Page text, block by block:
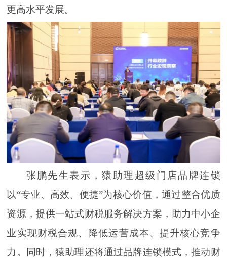
更高水平发展。
张鹏先生表示，猿助理超级门店品牌连锁
以“专业、高效、便捷”为核心价值，通过整合优质
资源，提供一站式财税服务解决方案，助力中小企
业实现财税合规、降低运营成本、提升核心竞争
力。同时，猿助理还将通过品牌连锁模式，推动财